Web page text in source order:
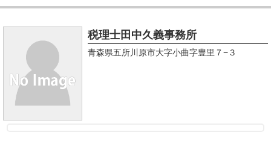
税理士田中久義事務所
青森県五所川原市大字小曲字豊里７−３